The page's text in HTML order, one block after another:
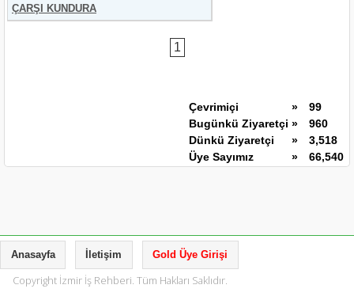
ÇARŞI KUNDURA
1
Çevrimiçi »
99
Bugünkü Ziyaretçi »
960
Dünkü Ziyaretçi
»
3,518
Üye Sayımız
» 66,540
Anasayfa İletişim Gold Üye Girişi
Copyright İzmir İş Rehberi. Tüm Hakları Saklıdır.